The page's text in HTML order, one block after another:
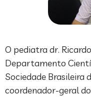
O pediatra dr.
Departamento
Sociedade Brasileira
coordenador-geral